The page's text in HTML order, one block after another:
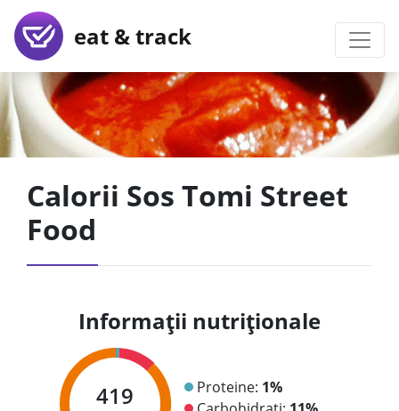
eat & track
Calorii Sos Tomi Street
Food
Informații nutriționale
419 Proteine: 1%